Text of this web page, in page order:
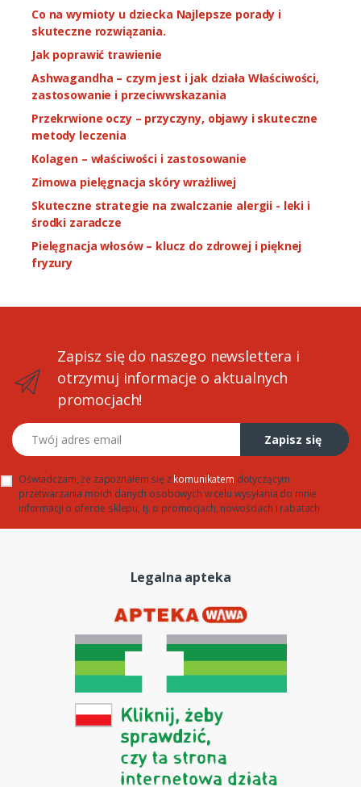
Co na wymioty u dziecka Najlepsze porady i
skuteczne rozwiązania.
Jak poprawić trawienie
Ashwagandha – czym jest i jak działa Właściwości,
zastosowanie i przeciwwskazania
Przekrwione oczy – przyczyny, objawy i skuteczne
metody leczenia
Kolagen – właściwości i zastosowanie
Zimowa pielęgnacja skóry wrażliwej
Skuteczne strategie na zwalczanie alergii - leki i
środki zaradcze
Pielęgnacja włosów – klucz do zdrowej i pięknej
fryzury
Zapisz się do naszego newslettera i
otrzymuj informacje o aktualnych
promocjach!
Twój adres email
Zapisz się
Oświadczam, że zapoznałem się zkomunikatem dotyczącym
przetwarzania moich danych osobowych w celu wysyłania do mnie
informacji o ofercie sklepu, tj. o promocjach, nowościach i rabatach
Legalna apteka